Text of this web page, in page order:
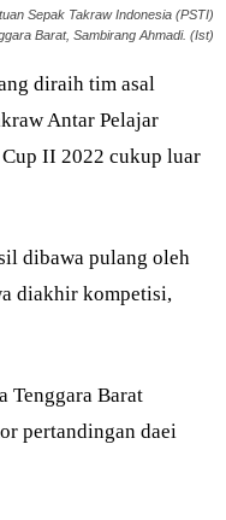
Sepak Takraw Indonesia (PSTI)
Barat, Sambirang Ahmadi. (Ist)
diraih tim asal
Antar Pelajar
II 2022 cukup luar
dibawa pulang oleh
diakhir kompetisi,
Tenggara Barat
pertandingan daei